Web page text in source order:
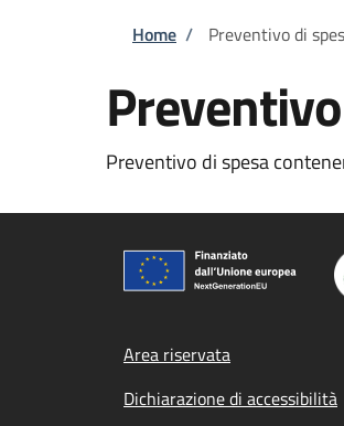
Briciole di
Home / Preventivo di
Preventivo di spesa
Footer menu
Area riservata
Dichiarazione di accessibilità